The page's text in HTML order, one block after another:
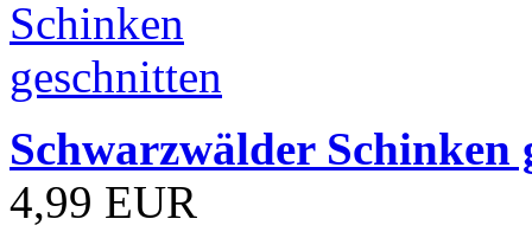
Schwarzwälder
4,99 EUR